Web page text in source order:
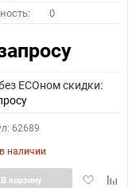
0
ECOном скидки:
62689
наличии
Добавить
В корзину